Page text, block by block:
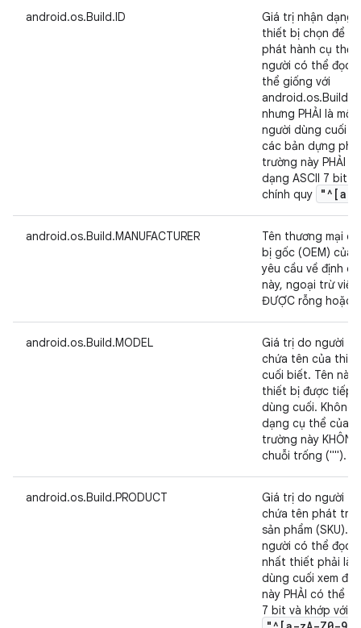
android.os.Build.ID
Giá trị nhận dạng
thiết bị chọn để
phát hành cụ thể,
người có thể đọc
thể giống với
nhưng PHẢI là
người dùng cuối
các bản dựng
trường này PHẢI
dạng ASCII 7 bit
chính quy
"^[a-z
android.os.Build.MANUFACTURER
Tên thương mại
bị gốc (OEM) của
yêu cầu về định
này, ngoại trừ
ĐƯỢC rỗng hoặc
android.os.Build.MODEL
Giá trị do người
chứa tên của
cuối biết. Tên này
thiết bị được tiếp
dùng cuối. Không
dạng cụ thể của
trường này
chuỗi trống ("").
android.os.Build.PRODUCT
Giá trị do người
chứa tên phát
sản phẩm (SKU).
người có thể đọc
nhất thiết phải là
dùng cuối xem
này PHẢI có thể
7 bit và khớp với